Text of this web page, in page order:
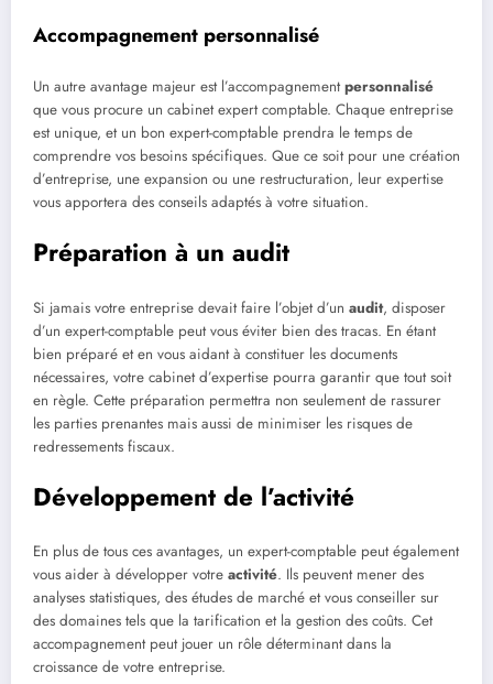
Accompagnement personnalisé
Un autre avantage majeur est l’accompagnementpersonnalisé
que vous procure un cabinet expert comptable. Chaque entreprise
est unique, et un bon expert-comptable prendra le temps de
comprendre vos besoins spécifiques. Que ce soit pour une création
d’entreprise, une expansion ou une restructuration, leur expertise
vous apportera des conseils adaptés à votre situation.
Préparation à un audit
Si jamais votre entreprise devait faire l’objet d’un audit, disposer
d’un expert-comptable peut vous éviter bien des tracas. En étant
bien préparé et en vous aidant à constituer les documents
nécessaires, votre cabinet d’expertise pourra garantir que tout soit
en règle. Cette préparation permettra non seulement de rassurer
les parties prenantes mais aussi de minimiser les risques de
redressements fiscaux.
Développement de l’activité
En plus de tous ces avantages, un expert-comptable peut également
vous aider à développer votre activité. Ils peuvent mener des
analyses statistiques, des études de marché et vous conseiller sur
des domaines tels que la tarification et la gestion des coûts. Cet
accompagnement peut jouer un rôle déterminant dans la
croissance de votre entreprise.